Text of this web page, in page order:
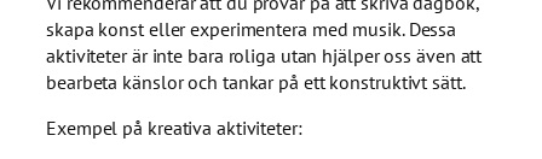
skapa konst eller experimentera med musik. Dessa
aktiviteter är inte bara roliga utan hjälper oss även att
bearbeta känslor och tankar på ett konstruktivt sätt.
Exempel på kreativa aktiviteter: